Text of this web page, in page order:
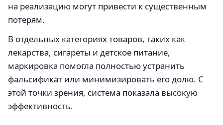
на реализацию могут привести к существенным
потерям.
В отдельных категориях товаров, таких как
лекарства, сигареты и детское питание,
маркировка помогла полностью устранить
фальсификат или минимизировать его долю. С
этой точки зрения, система показала высокую
эффективность.